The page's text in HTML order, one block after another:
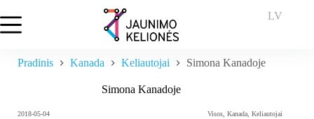
to
content
LV
Pradinis Kanada Keliautojai Simona Kanadoje
Simona Kanadoje
2018-05-04 Visos,Kanada,Keliautojai